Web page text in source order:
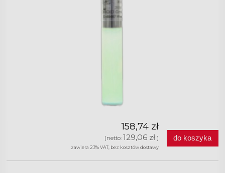
158,74 zł
(netto: 129,06 zł)
zawiera 23% VAT, bez kosztów dostawy
do koszyka